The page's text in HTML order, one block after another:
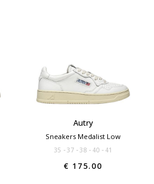
Autry
Sneakers Medalist Low
35 37 38 40 41
€ 175.00